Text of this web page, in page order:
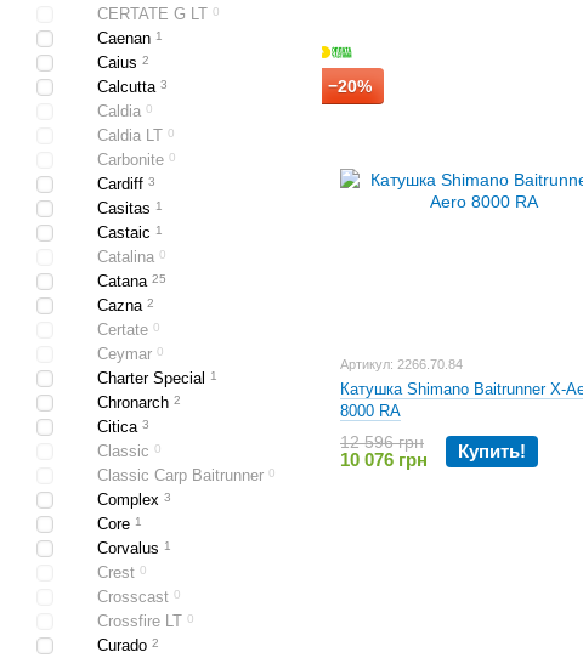
−20%
Артикул: 2266.70.84
Катушка Shimano Baitrunner X-
8000 RA
12 596 грн
10 076 грн Купить!
CERTATE G LT 0
Caenan 1
Caius 2
Calcutta 3
Caldia 0
Caldia LT 0
Carbonite 0
Cardiff 3
Casitas 1
Castaic 1
Catalina 0
Catana 25
Cazna 2
Certate 0
Ceymar 0
Charter Special 1
Chronarch 2
Citica 3
Classic 0
Classic Carp Baitrunner 0
Complex 3
Core 1
Corvalus 1
Crest 0
Crosscast 0
Crossfire LT 0
Curado 2